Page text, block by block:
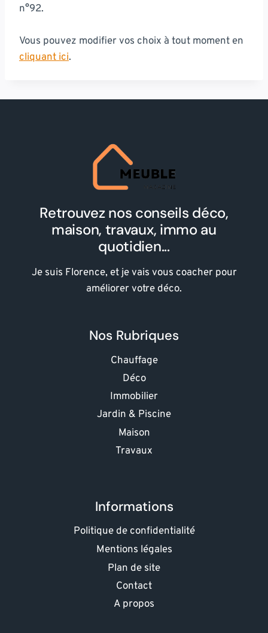
n°92.
Vous pouvez modifier vos choix à tout moment en
cliquant ici.
Retrouvez nos conseils déco,
maison, travaux, immo au
quotidien...
Je suis Florence, et je vais vous coacher pour
améliorer votre déco.
Nos Rubriques
Chauffage
Déco
Immobilier
Jardin & Piscine
Maison
Travaux
Informations
Politique de confidentialité
Mentions légales
Plan de site
Contact
A propos